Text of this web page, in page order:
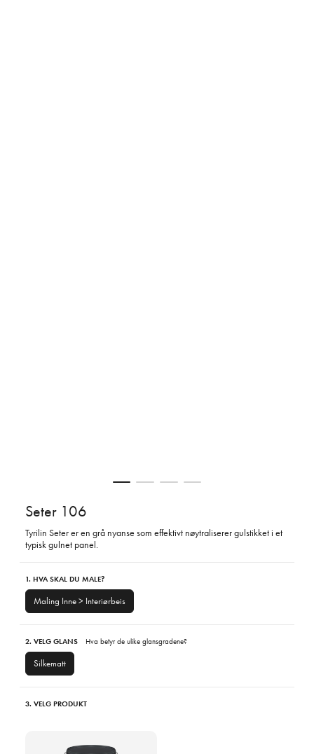
Seter 106
Tyrilin Seter er en grå nyanse som effektivt nøytraliserer gulstikket i et
typisk gulnet panel.
1. HVA SKAL DU MALE?
Maling Inne > Interiørbeis
2. VELG GLANS Hva betyr de ulike glansgradene?
Silkematt
3. VELG PRODUKT